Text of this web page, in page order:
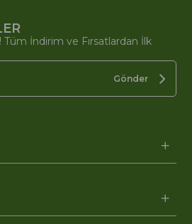
İndirim ve Fırsatlardan İlk
Gönder